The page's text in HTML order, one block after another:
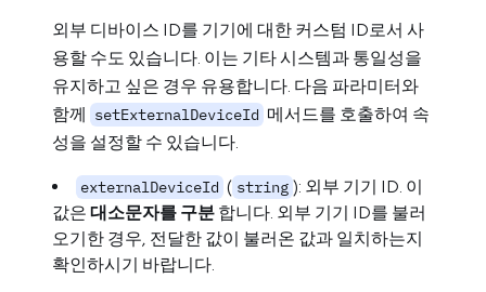
외부 디바이스 ID를 기기에 대한 커스텀 ID로서 사
용할 수도 있습니다. 이는 기타 시스템과 통일성을
유지하고 싶은 경우 유용합니다. 다음 파라미터와
함께 setExternalDeviceId 메서드를 호출하여 속
성을 설정할 수 있습니다.
externalDeviceId ( string ): 외부 기기 ID. 이
값은 대소문자를 구분 합니다. 외부 기기 ID를 불러
오기한 경우, 전달한 값이 불러온 값과 일치하는지
확인하시기 바랍니다.